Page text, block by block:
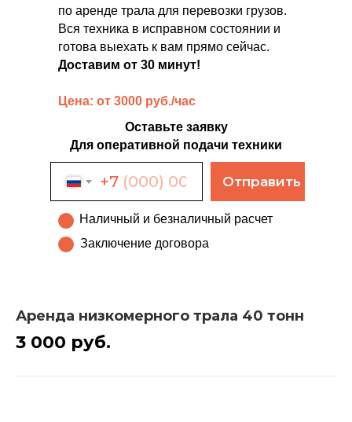
по аренде трала для перевозки грузов.
Вся техника в исправном состоянии и
готова выехать к вам прямо сейчас.
Доставим от 30 минут!
Цена: от 3000 руб./час
Наличный и безналичный расчет
Заключение договора
+7 Отправить
Оставьте заявку
Для оперативной подачи техники
Аренда низкомерного трала 40 тонн
3 000 руб.